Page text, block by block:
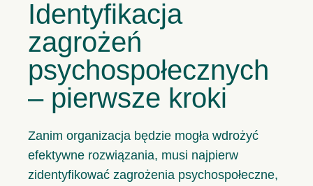
Identyfikacja
zagrożeń
psychospołecznych
– pierwsze kroki
Zanim organizacja będzie mogła wdrożyć
efektywne rozwiązania, musi najpierw
zidentyfikować zagrożenia psychospołeczne,